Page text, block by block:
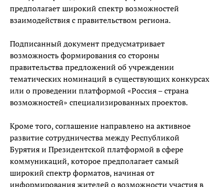
предполагает широкий спектр возможностей
взаимодействия с правительством региона.
Подписанный документ предусматривает
возможность формирования со стороны
правительства предложений об учреждении
тематических номинаций в существующих конкурсах
или о проведении платформой «Россия – страна
возможностей» специализированных проектов.
Кроме того, соглашение направлено на активное
развитие сотрудничества между Республикой
Бурятия и Президентской платформой в сфере
коммуникаций, которое предполагает самый
широкий спектр форматов, начиная от
информирования жителей о возможности участия в